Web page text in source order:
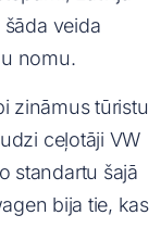
veida
nomu.
zināmus tūristu
ceļotāji VW
standartu šajā
bija tie, kas